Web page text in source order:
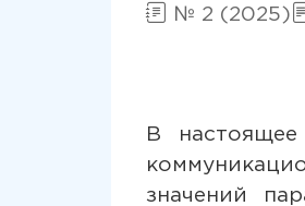
№ 2 (2025)
В
значений